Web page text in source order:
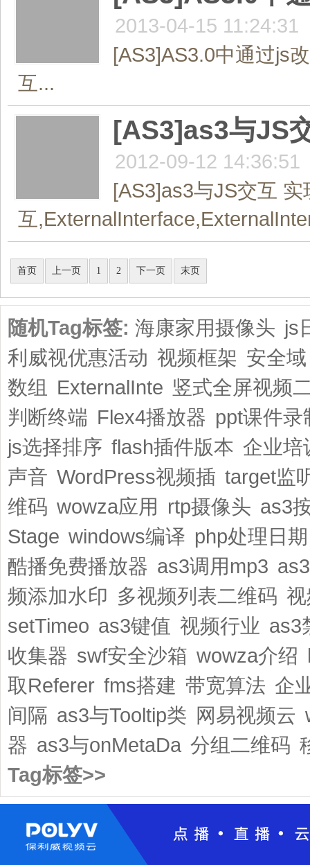
2013-04-15 11:24:31
[AS3]AS3.0中通过js
互...
[AS3]as3与JS
2012-09-12 14:36:51
[AS3]as3与JS交互
互
首页 上一页 1 2 下一页 末页
随机Tag标签: 海康家用摄像头 js
利威视优惠活动 视频框架 安全域
数组 ExternalInte 竖式全屏视频
判断终端 Flex4播放器 ppt课件录
js选择排序 flash插件版本 企业培
声音 WordPress视频插 target监
维码 wowza应用 rtp摄像头 as3
Stage windows编译 php处理日期
酷播免费播放器 as3调用mp3
频添加水印 多视频列表二维码
setTimeo as3键值 视频行业 as3
收集器 swf安全沙箱 wowza介绍
取Referer fms搭建 带宽算法 企
间隔 as3与Tooltip类 网易视频云
器 as3与onMetaDa 分组二维码
Tag标签>>